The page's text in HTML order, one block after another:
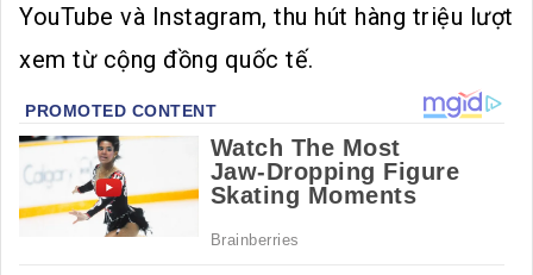
YouTube và Instagram, thu hút hàng triệu lượt
xem từ cộng đồng quốc tế.